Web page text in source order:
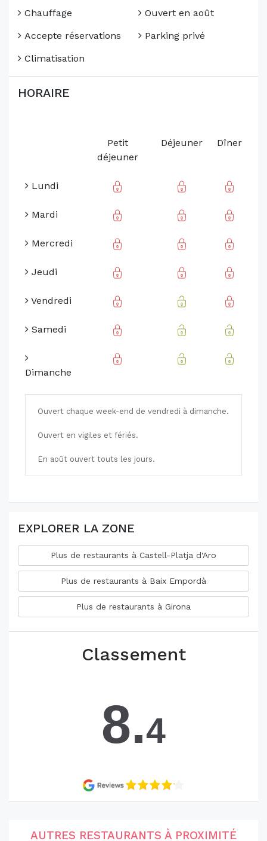
Chauffage
Accepte réservations
Climatisation
Ouvert en août
Parking privé
HORAIRE
Petit
déjeuner
Déjeuner Dîner
Lundi
Mardi
Mercredi
Jeudi
Vendredi
Samedi
Dimanche
Ouvert chaque week-end de vendredi à dimanche.
Ouvert en vigiles et fériés.
En août ouvert touts les jours.
EXPLORER LA ZONE
Plus de restaurants à Castell-Platja d'Aro
Plus de restaurants à Baix Empordà
Plus de restaurants à Girona
Classement
8.4
AUTRES RESTAURANTS À PROXIMITÉ